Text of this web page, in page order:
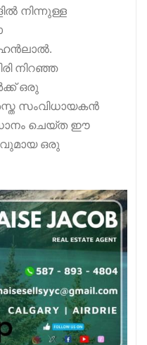
നിന്നുള്ള
നിറഞ്ഞ
ഒരു
സംവിധായകൻ
ചെയ്ത ഈ
ഒരു